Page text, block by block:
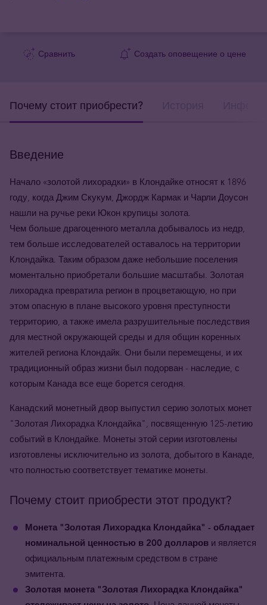
Сравнить Создать оповещение о цене
Почему стоит приобрести?
Введение
Начало «золотой лихорадки» в Клондайке относят к 1896
году, когда Джим Скукум, Джордж Кармак и Чарли Доусон
нашли на ручье реки Юкон крупицы золота.
Чем больше драгоценного металла добывалось из недр,
тем больше исследователей оставалось на территории
Клондайка. Таким образом даже небольшие поселения
моментально приобретали большие масштабы. Золотая
лихорадка превратила регион в процветающую, но при
этом опасную в плане высокого уровня преступности
территорию, а также имела разрушительные последствия
для местной окружающей среды и для общин коренных
жителей региона Клондайк. Они были перемещены, и их
традиционный образ жизни был подорван - наследие, с
которым Канада все еще борется сегодня.
Канадский монетный двор выпустил серию золотых монет
"Золотая Лихорадка Клондайка", посвященную 125-летию
событий в Клондайке. Монеты этой серии изготовлены
изготовлены исключительно из золота, добытого в Канаде,
что полностью соответствует тематике монеты.
Почему стоит приобрести этот продукт?
Монета "Золотая Лихорадка Клондайка" - обладает
номинальной ценностью в 200 долларов и является
официальным платежным средством в стране
эмитента.
Золотая монета "Золотая Лихорадка Клондайка"